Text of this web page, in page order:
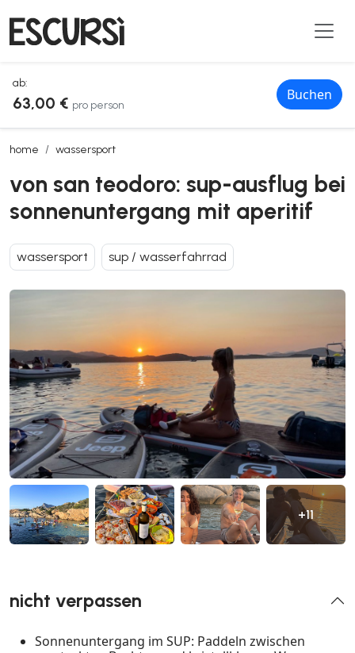
ab:
63,00 € pro person
Buchen
home wassersport
von san teodoro: sup-ausflug bei sonnenuntergang mit aperitif
von san teodoro: sup-ausflug bei
sonnenuntergang mit aperitif
wassersport sup / wasserfahrrad
+11
nicht verpassen
Sonnenuntergang im SUP: Paddeln zwischen